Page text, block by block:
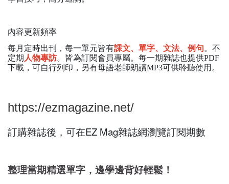
內容更新頻率
每月定時出刊，每一單元皆有課文、單字、文法、例句。不
定期 人物專訪。皆為訂閱會員專屬。每一期雜誌也提供PDF
下載，可自行列印，另有母語老師朗讀MP3可供聆聽使用。
https://ezmagazine.net/
訂購雜誌後，可在EZ Mag雜誌網瀏覽訂閱期數
整理當期精選單字，邊學邊背好輕鬆！